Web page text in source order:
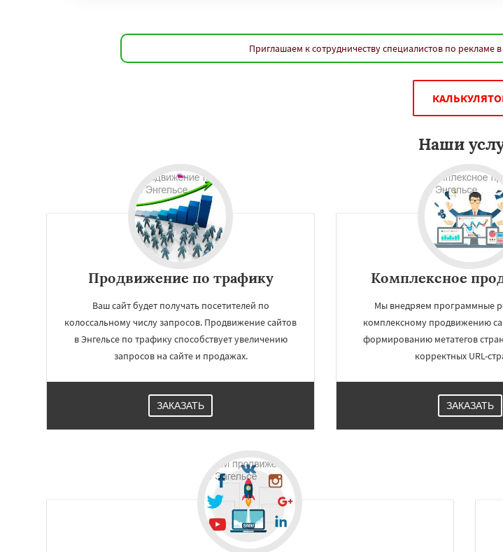
Приглашаем к сотрудничеству специалистов по рекламе
Наши
Продвижение по трафику
Ваш сайт будет получать посетителей по
колоссальному числу запросов. Продвижение сайтов
в Энгельсе по трафику способствует увеличению
запросов на сайте и продажах.
ЗАКАЗАТЬ
Комплексное
Мы внедряем программные
комплексному продвижению
формированию метатегов
корректных URL-
ЗАКАЗАТЬ